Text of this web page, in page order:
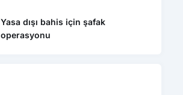
Yasa dışı bahis için şafak
operasyonu